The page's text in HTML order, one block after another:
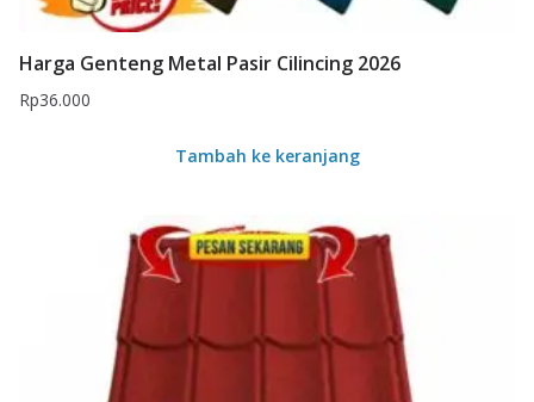
Harga Genteng Metal Pasir Cilincing 2026
Rp36.000
Tambah ke keranjang